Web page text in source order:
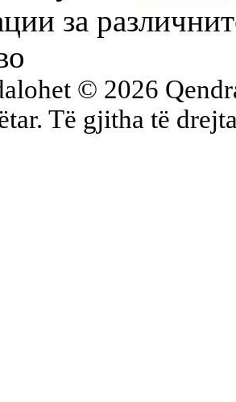
за
© 2026
Të gjitha të